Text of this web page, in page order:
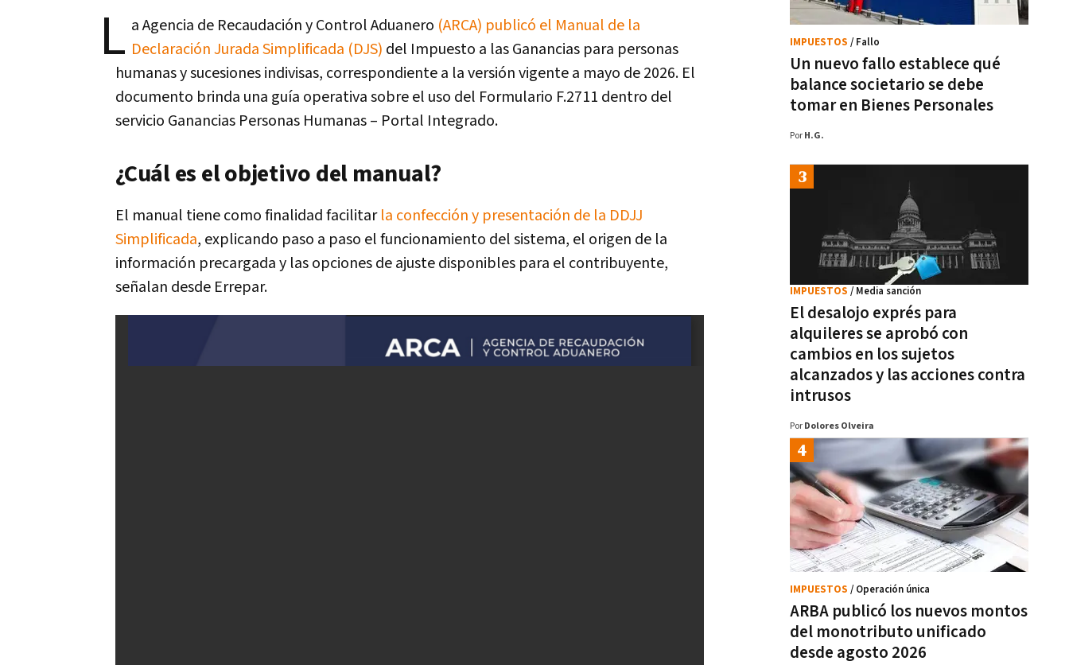
L a Agencia de Recaudación y Control Aduanero (ARCA) publicó el Manual de la
Declaración Jurada Simplificada (DJS) del Impuesto a las Ganancias para personas
humanas y sucesiones indivisas, correspondiente a la versión vigente a mayo de 2026. El
documento brinda una guía operativa sobre el uso del Formulario F.2711 dentro del
servicio Ganancias Personas Humanas – Portal Integrado.
¿Cuál es el objetivo del manual?
El manual tiene como finalidad facilitarla confección y presentación de la DDJJ
Simplificada, explicando paso a paso el funcionamiento del sistema, el origen de la
información precargada y las opciones de ajuste disponibles para el contribuyente,
señalan desde Errepar.
Un nuevo fallo establece qué
balance societario se debe
tomar en Bienes Personales
IMPUESTOS / Fallo
Por H.G.
El desalojo exprés para
alquileres se aprobó con
cambios en los sujetos
alcanzados y las acciones contra
intrusos
IMPUESTOS / Media sanción
Por Dolores Olveira
ARBA publicó los nuevos montos
del monotributo unificado
desde agosto 2026
IMPUESTOS / Operación única